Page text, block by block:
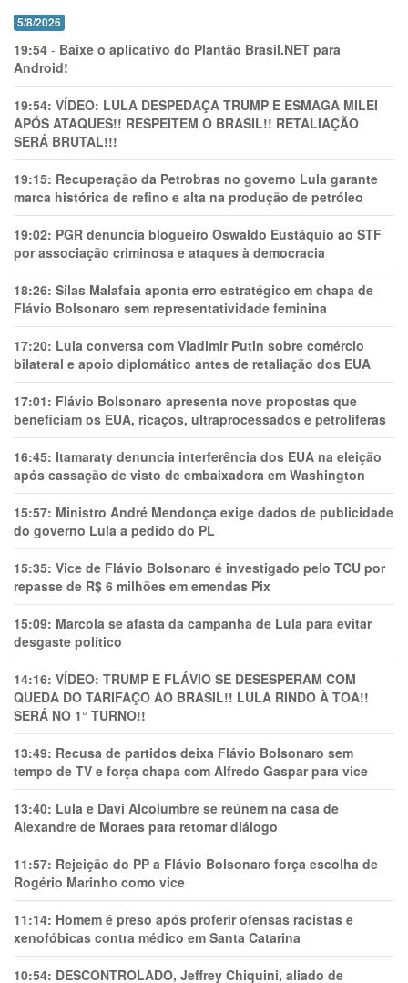
5/8/2026
19:54 - Baixe o aplicativo do Plantão Brasil.NET para
Android!
19:54: VÍDEO: LULA DESPEDAÇA TRUMP E ESMAGA MILEI
APÓS ATAQUES!! RESPEITEM O BRASIL!! RETALIAÇÃO
SERÁ BRUTAL!!!
19:15: Recuperação da Petrobras no governo Lula garante
marca histórica de refino e alta na produção de petróleo
19:02: PGR denuncia blogueiro Oswaldo Eustáquio ao STF
por associação criminosa e ataques à democracia
18:26: Silas Malafaia aponta erro estratégico em chapa de
Flávio Bolsonaro sem representatividade feminina
17:20: Lula conversa com Vladimir Putin sobre comércio
bilateral e apoio diplomático antes de retaliação dos EUA
17:01: Flávio Bolsonaro apresenta nove propostas que
beneficiam os EUA, ricaços, ultraprocessados e petrolíferas
16:45: Itamaraty denuncia interferência dos EUA na eleição
após cassação de visto de embaixadora em Washington
15:57: Ministro André Mendonça exige dados de publicidade
do governo Lula a pedido do PL
15:35: Vice de Flávio Bolsonaro é investigado pelo TCU por
repasse de R$ 6 milhões em emendas Pix
15:09: Marcola se afasta da campanha de Lula para evitar
desgaste político
14:16: VÍDEO: TRUMP E FLÁVIO SE DESESPERAM COM
QUEDA DO TARIFAÇO AO BRASIL!! LULA RINDO À TOA!!
SERÁ NO 1° TURNO!!
13:49: Recusa de partidos deixa Flávio Bolsonaro sem
tempo de TV e força chapa com Alfredo Gaspar para vice
13:40: Lula e Davi Alcolumbre se reúnem na casa de
Alexandre de Moraes para retomar diálogo
11:57: Rejeição do PP a Flávio Bolsonaro força escolha de
Rogério Marinho como vice
11:14: Homem é preso após proferir ofensas racistas e
xenofóbicas contra médico em Santa Catarina
10:54: DESCONTROLADO, Jeffrey Chiquini, aliado de